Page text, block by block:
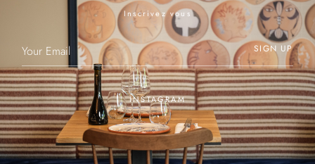
Inscrivez vous
SIGN UP
INSTAGRAM